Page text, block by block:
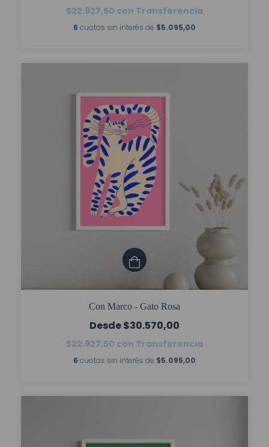
$22.927,50 con Transferencia
6 cuotas sin interés de $5.095,00
Con Marco - Gato Rosa
$30.570,00
$22.927,50 con Transferencia
6 cuotas sin interés de $5.095,00